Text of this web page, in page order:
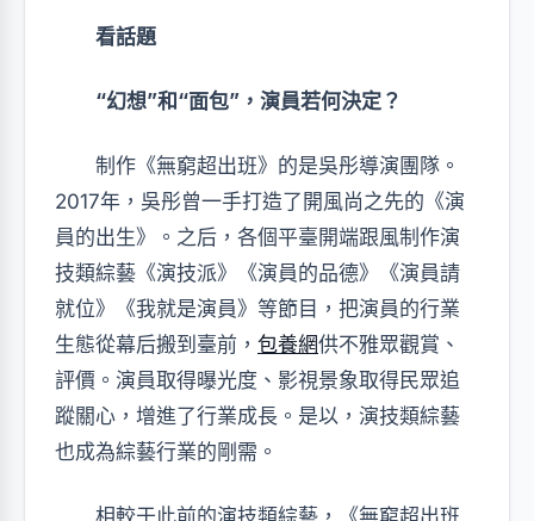
看話題
“幻想”和“面包”，演員若何決定？
制作《無窮超出班》的是吳彤導演團隊。
2017年，吳彤曾一手打造了開風尚之先的《演
員的出生》。之后，各個平臺開端跟風制作演
技類綜藝《演技派》《演員的品德》《演員請
就位》《我就是演員》等節目，把演員的行業
生態從幕后搬到臺前， 包養網供不雅眾觀賞、
評價。演員取得曝光度、影視景象取得民眾追
蹤關心，增進了行業成長。是以，演技類綜藝
也成為綜藝行業的剛需。
相較于此前的演技類綜藝，《無窮超出班